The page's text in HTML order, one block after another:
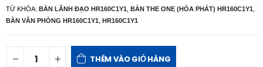
TỪ KHÓA: BÀN LÃNH ĐẠO HR160C1Y1 BÀN THE ONE (HÒA PHÁT) HR160C1Y1
BÀN VĂN PHÒNG HR160C1Y1
HR160C1Y1
THÊM VÀO GIỎ HÀNG